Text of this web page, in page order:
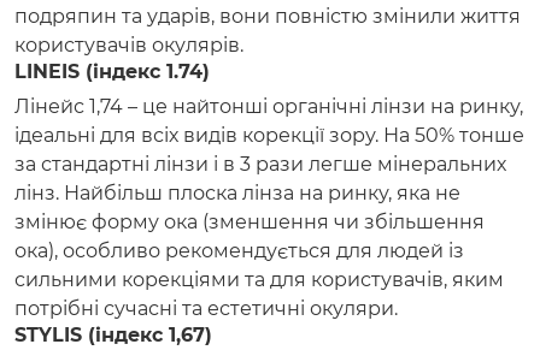
подряпин та ударів, вони повністю змінили життя
користувачів окулярів.
LINEIS (індекс 1.74)
Лінейс 1,74 – це найтонші органічні лінзи на ринку,
ідеальні для всіх видів корекції зору. На 50% тонше
за стандартні лінзи і в 3 рази легше мінеральних
лінз. Найбільш плоска лінза на ринку, яка не
змінює форму ока (зменшення чи збільшення
ока), особливо рекомендується для людей із
сильними корекціями та для користувачів, яким
потрібні сучасні та естетичні окуляри.
STYLIS (індекс 1,67)